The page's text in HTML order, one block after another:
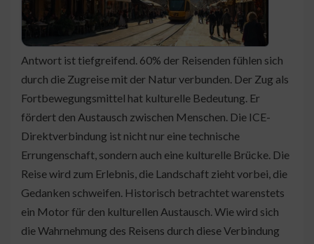
Antwort ist tiefgreifend. 60% der Reisenden fühlen sich
durch die Zugreise mit der Natur verbunden. Der Zug als
Fortbewegungsmittel hat kulturelle Bedeutung. Er
fördert den Austausch zwischen Menschen. Die ICE-
Direktverbindung ist nicht nur eine technische
Errungenschaft, sondern auch eine kulturelle Brücke. Die
Reise wird zum Erlebnis, die Landschaft zieht vorbei, die
Gedanken schweifen. Historisch betrachtet warenstets
ein Motor für den kulturellen Austausch. Wie wird sich
die Wahrnehmung des Reisens durch diese Verbindung